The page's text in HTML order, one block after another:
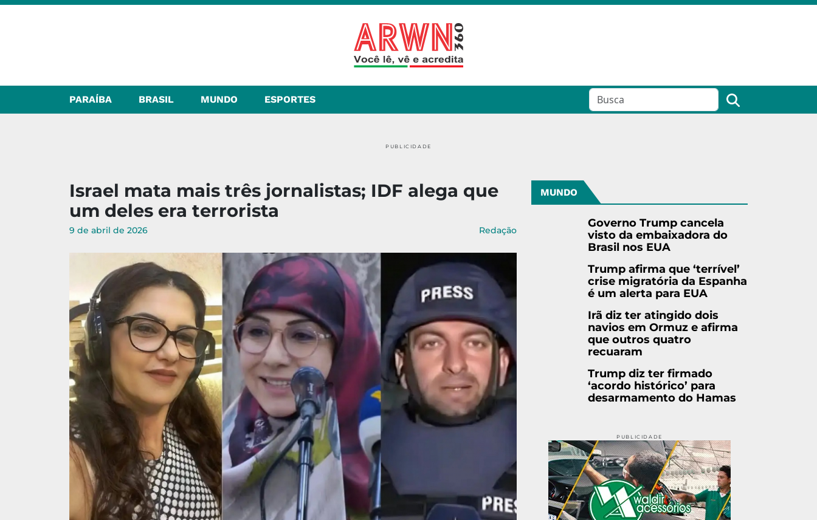
PARAÍBA BRASIL MUNDO ESPORTES
PUBLICIDADE
Israel mata mais três jornalistas; IDF alega que
um deles era terrorista
9 de abril de 2026 Redação
MUNDO
Governo Trump cancela
visto da embaixadora do
Brasil nos EUA
Trump afirma que ‘terrível’
crise migratória da Espanha
é um alerta para EUA
Irã diz ter atingido dois
navios em Ormuz e afirma
que outros quatro
recuaram
Trump diz ter firmado
‘acordo histórico’ para
desarmamento do Hamas
PUBLICIDADE